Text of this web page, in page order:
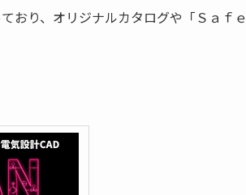
おり、オリジナルカタログや「Ｓａｆ